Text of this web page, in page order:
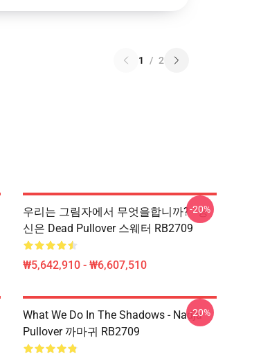
1 / 2
우리는 그림자에서 무엇을합니까? - 당
신은 Dead Pullover 스웨터 RB2709
₩5,642,910 - ₩6,607,510
-20%
What We Do In The Shadows - Nadja
Pullover 까마귀 RB2709
-20%